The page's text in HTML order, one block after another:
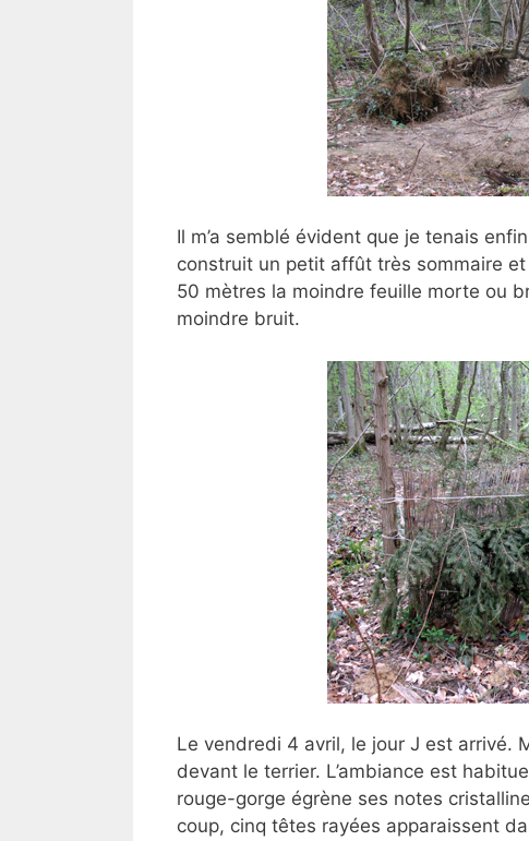
Il m’a semblé évident que je tenais
construit un petit affût très sommaire
50 mètres la moindre feuille morte ou
moindre bruit.
Le vendredi 4 avril, le jour J est arrivé.
devant le terrier. L’ambiance est
rouge-gorge égrène ses notes
coup, cinq têtes rayées apparaissent